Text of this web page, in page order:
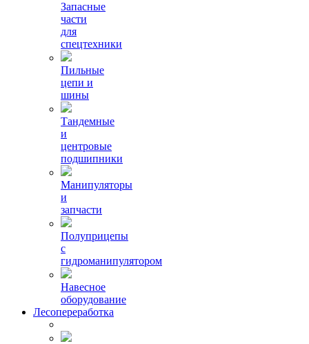
Запасные
части
для
спецтехники
Пильные
цепи и
шины
Тандемные
и
центровые
подшипники
Манипуляторы
и
запчасти
Полуприцепы
с
гидроманипулятором
Навесное
оборудование
Лесопереработка